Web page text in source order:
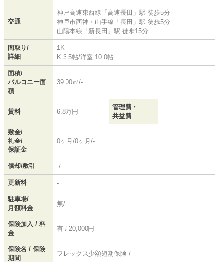
交通
神戸高速東西線 「 高速長田 」駅 徒歩5分
神戸市西神・山手線 「 長田 」駅 徒歩5分
山陽本線 「 新長田 」駅 徒歩15分
間取り/
詳細
1K
K 3.5帖/洋室 10.0帖
面積/
バルコニー面
積
39.00㎡/-
賃料 6.8万円
管理費・
共益費
-
敷金/
礼金/
保証金
0ヶ月/0ヶ月/-
償却/敷引 -/-
更新料 -
駐車場/
月額料金
無/-
保険加入 / 料
金
有 / 20,000円
保険名 / 保険
期間
フレックス少額短期保険 / -